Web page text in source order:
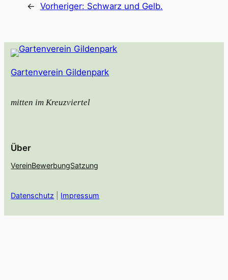
← Vorheriger: Schwarz und Gelb.
Gartenverein Gildenpark
mitten im Kreuzviertel
Über
VereinBewerbungSatzung
Datenschutz Impressum